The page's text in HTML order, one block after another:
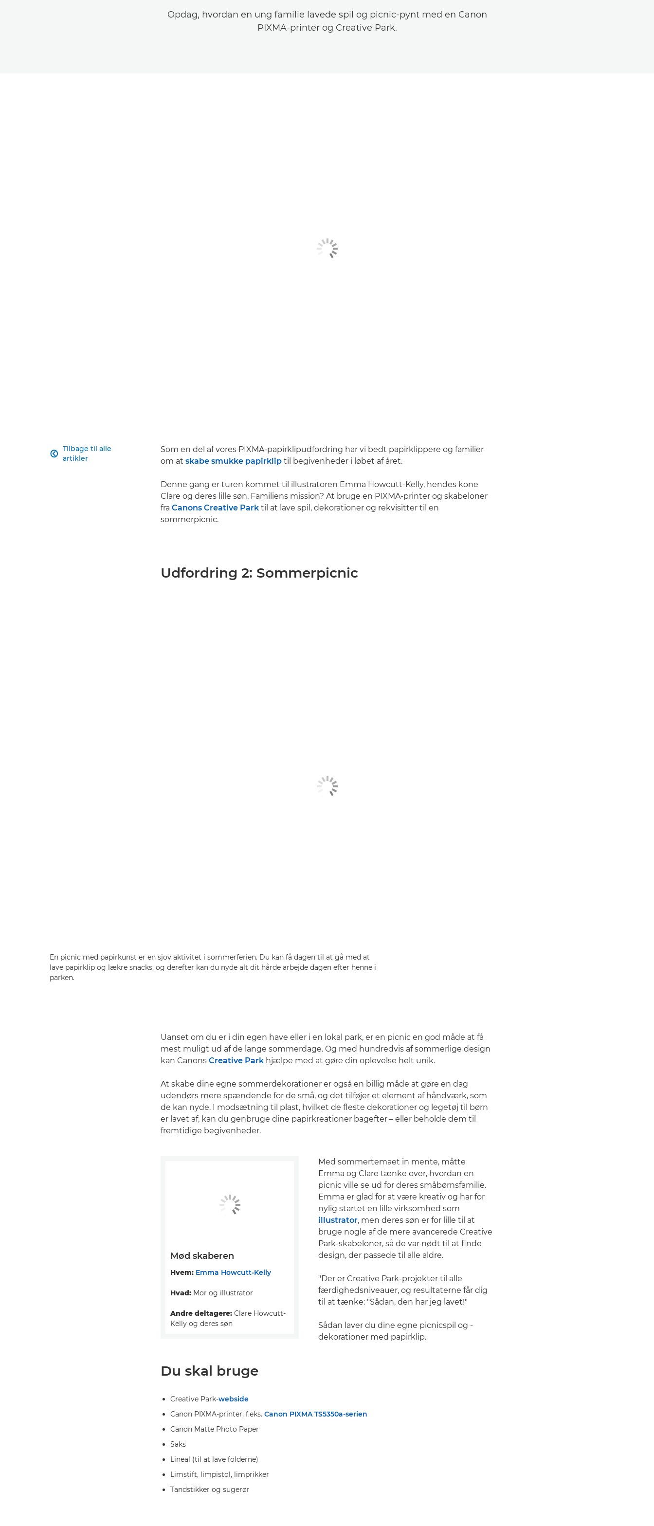
Opdag, hvordan en ung familie lavede spil og picnic-pynt med en Canon
PIXMA-printer og Creative Park.
Tilbage til alle
artikler

Som en del af vores PIXMA-papirklipudfordring har vi bedt papirklippere og familier
om at skabe smukke papirklip til begivenheder i løbet af året.
Denne gang er turen kommet til illustratoren Emma Howcutt-Kelly, hendes kone
Clare og deres lille søn. Familiens mission? At bruge en PIXMA-printer og skabeloner
fra Canons Creative Park til at lave spil, dekorationer og rekvisitter til en
sommerpicnic.
Udfordring 2: Sommerpicnic
En picnic med papirkunst er en sjov aktivitet i sommerferien. Du kan få dagen til at gå med at
lave papirklip og lækre snacks, og derefter kan du nyde alt dit hårde arbejde dagen efter henne i
parken.
Uanset om du er i din egen have eller i en lokal park, er en picnic en god måde at få
mest muligt ud af de lange sommerdage. Og med hundredvis af sommerlige design
kan Canons Creative Park hjælpe med at gøre din oplevelse helt unik.
At skabe dine egne sommerdekorationer er også en billig måde at gøre en dag
udendørs mere spændende for de små, og det tilføjer et element af håndværk, som
de kan nyde. I modsætning til plast, hvilket de fleste dekorationer og legetøj til børn
er lavet af, kan du genbruge dine papirkreationer bagefter – eller beholde dem til
fremtidige begivenheder.
Med sommertemaet in mente, måtte
Emma og Clare tænke over, hvordan en
picnic ville se ud for deres småbørnsfamilie.
Emma er glad for at være kreativ og har for
nylig startet en lille virksomhed som
illustrator, men deres søn er for lille til at
bruge nogle af de mere avancerede Creative
Park-skabeloner, så de var nødt til at finde
design, der passede til alle aldre.
"Der er Creative Park-projekter til alle
færdighedsniveauer, og resultaterne får dig
til at tænke: "Sådan, den har jeg lavet!"
Sådan laver du dine egne picnicspil og -
dekorationer med papirklip.
Mød skaberen
Hvem: Emma Howcutt-Kelly
Hvad: Mor og illustrator
Andre deltagere: Clare Howcutt-
Kelly og deres søn
Du skal bruge
Creative Park-webside
Canon PIXMA-printer, f.eks. Canon PIXMA TS5350a-serien
Canon Matte Photo Paper
Saks
Lineal (til at lave folderne)
Limstift, limpistol, limprikker
Tandstikker og sugerør